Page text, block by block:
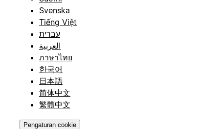
Svenska
Tiếng Việt
עברית
العربية
ภาษาไทย
한국어
日本語
简体中文
繁體中文
Pengaturan cookie